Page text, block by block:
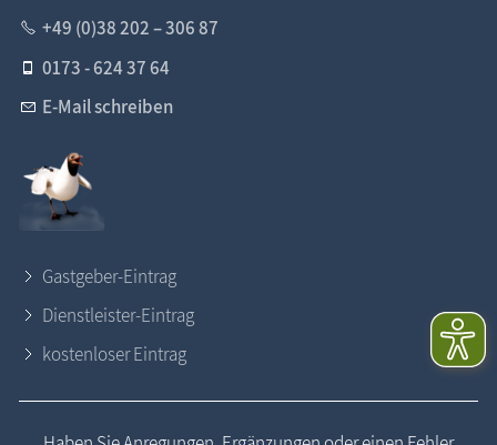
+49 (0)38 202 – 306 87
0173 - 624 37 64
E-Mail schreiben
Gastgeber-Eintrag
Dienstleister-Eintrag
kostenloser Eintrag